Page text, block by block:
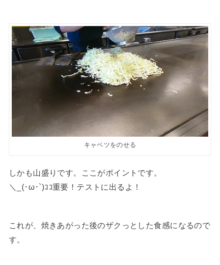
キャベツをのせる
しかも山盛りです。ここがポイントです。
＼_(･ω･`)ｺｺ重要！テストに出るよ！
これが、焼きあがった後のザクっとした食感になるので
す。